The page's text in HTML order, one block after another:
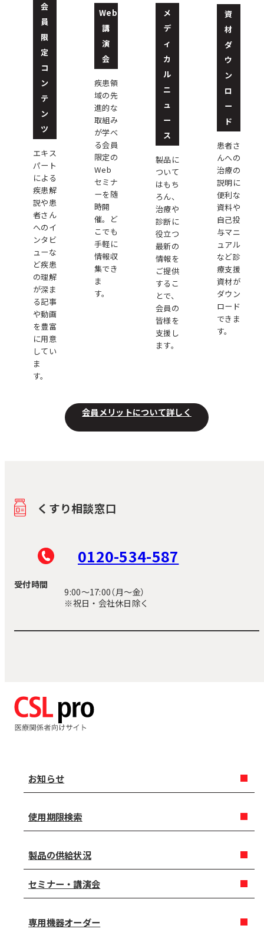
会
員
限
定
コ
ン
テ
ン
ツ
エキス
パート
による
疾患解
説や患
者さん
へのイ
ンタビ
ューな
ど疾患
の理解
が深ま
る記事
や動画
を豊富
に用意
してい
ま
す。
Web
講
演
会
疾患領
域の先
進的な
取組み
が学べ
る会員
限定の
Web
セミナ
ーを随
時開
催。ど
こでも
手軽に
情報収
集でき
ま
す。
メ
デ
ィ
カ
ル
ニ
ュ
ー
ス
製品に
ついて
はもち
ろん、
治療や
診断に
役立つ
最新の
情報を
ご提供
するこ
とで、
会員の
皆様を
支援し
ます。
資
材
ダ
ウ
ン
ロ
ー
ド
患者さ
んへの
治療の
説明に
便利な
資料や
自己投
与マニ
ュアル
など診
療支援
資材が
ダウン
ロード
できま
す。
会員メリットについて詳しく
くすり相談窓口
0120-534-587
受付時間
9:00〜17:00（月～金）
※祝日・会社休日除く
お知らせ
使用期限検索
製品の供給状況
セミナー・講演会
専用機器オーダー